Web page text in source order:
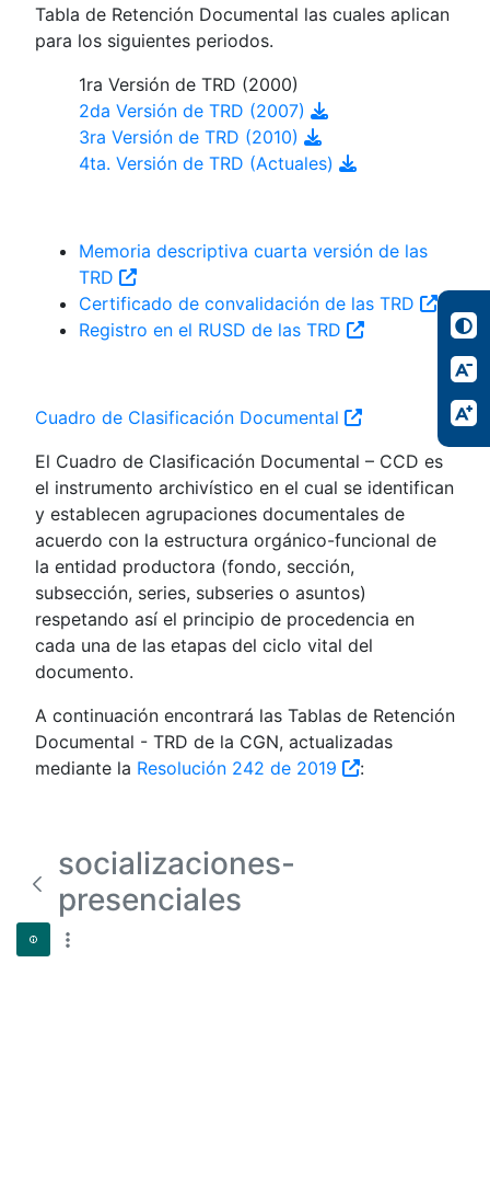
Tabla de Retención Documental las cuales aplican
para los siguientes periodos.
1ra Versión de TRD (2000)
2da Versión de TRD (2007)
3ra Versión de TRD (2010)
4ta. Versión de TRD (Actuales)
Memoria descriptiva cuarta versión de las
TRD
Certificado de convalidación de las TRD
Registro en el RUSD de las TRD
Cuadro de Clasificación Documental
El Cuadro de Clasificación Documental – CCD es
el instrumento archivístico en el cual se identifican
y establecen agrupaciones documentales de
acuerdo con la estructura orgánico-funcional de
la entidad productora (fondo, sección,
subsección, series, subseries o asuntos)
respetando así el principio de procedencia en
cada una de las etapas del ciclo vital del
documento.
A continuación encontrará las Tablas de Retención
Documental - TRD de la CGN, actualizadas
mediante la Resolución 242 de 2019 :
socializaciones-
presenciales